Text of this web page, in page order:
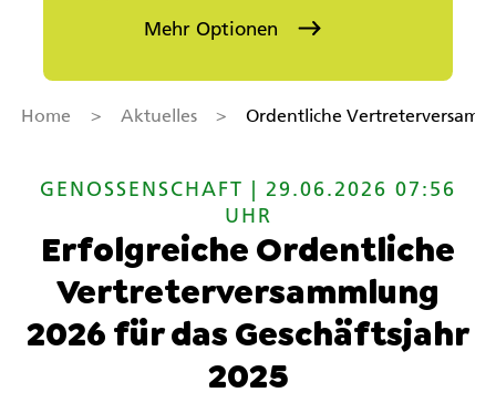
Mehr Optionen
Objektkategorie auswählen
Kategorie
SUCHEN
Home > Aktuelles > Ordentliche
GENOSSENSCHAFT | 29.06.2026 07:56
UHR
Erfolgreiche Ordentliche
Vertreterversammlung
2026 für das Geschäftsjahr
2025